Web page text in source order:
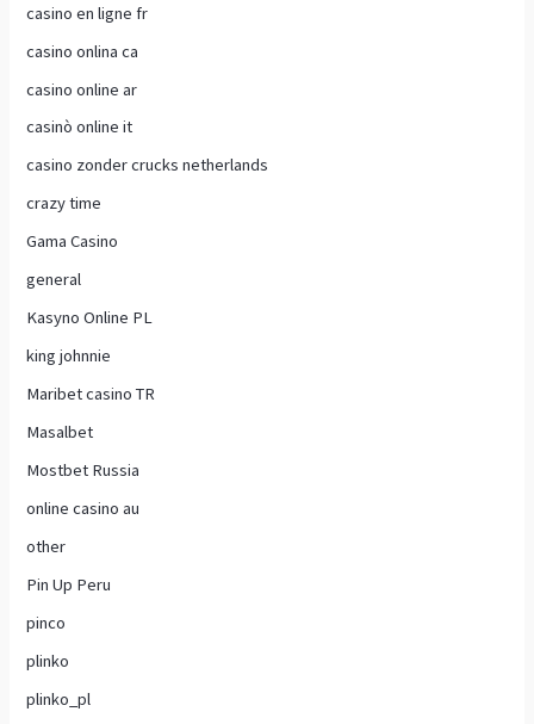
casino en ligne fr
casino onlina ca
casino online ar
casinò online it
casino zonder crucks netherlands
crazy time
Gama Casino
general
Kasyno Online PL
king johnnie
Maribet casino TR
Masalbet
Mostbet Russia
online casino au
other
Pin Up Peru
pinco
plinko
plinko_pl